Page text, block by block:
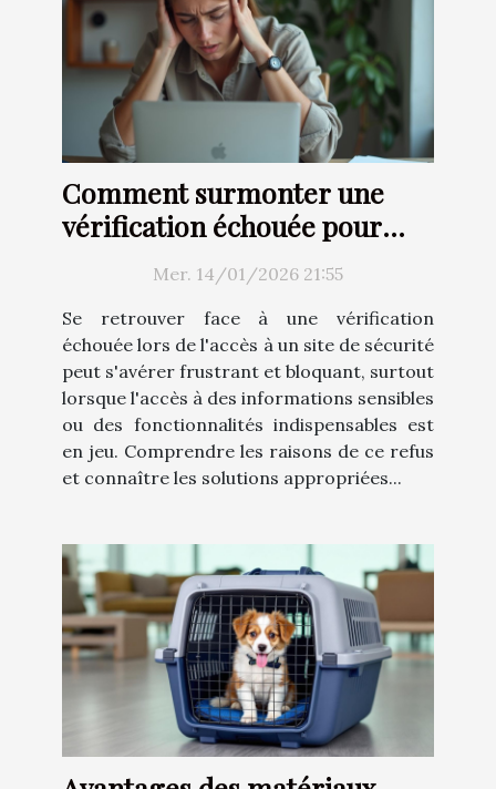
Comment surmonter une
vérification échouée pour
l'accès à un site de sécurité?
Mer. 14/01/2026 21:55
Se retrouver face à une vérification
échouée lors de l'accès à un site de sécurité
peut s'avérer frustrant et bloquant, surtout
lorsque l'accès à des informations sensibles
ou des fonctionnalités indispensables est
en jeu. Comprendre les raisons de ce refus
et connaître les solutions appropriées...